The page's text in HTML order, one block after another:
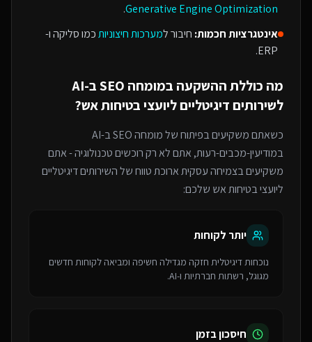
Generative Engine Optimization
.
אינטגרציות חכמות: חיבור למערכות חיצוניותכמו סליקה ו-
ERP.
מה כוללת ההשקעה במומחה SEO ב-AI
לשירותים דיגיטליים ליועצי בטיחות אש?
כשאתם משקיעים בפיתוח שלמומחה SEO ב-AI
במודיעין-מכבים-רעות, אתם לא רק רוכשים טכנולוגיה - אתם
משקיעים בצמיחה עסקית ארוכת טווח של השירותים דיגיטליים
ליועצי בטיחות אש שלכם:
יותר לקוחות
נוכחות דיגיטלית חזקה מגדילה חשיפה ומביאה לקוחות חדשים
מגוגל, רשתות חברתיות ו-AI.
חיסכון בזמן